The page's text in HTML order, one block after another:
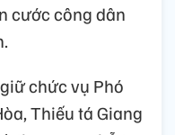
cước công dân
chức vụ Phó
Thiếu tá Giang